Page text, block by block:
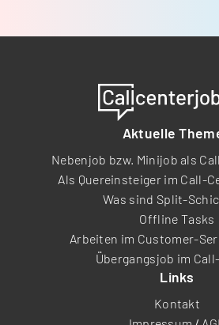
Aktuelle
Nebenjob bzw. Minijob als
Als Quereinsteiger im Call-
Was sind Split-
Offline Tasks
Arbeiten im Customer-
Übergangsjob im
Links
Kontakt